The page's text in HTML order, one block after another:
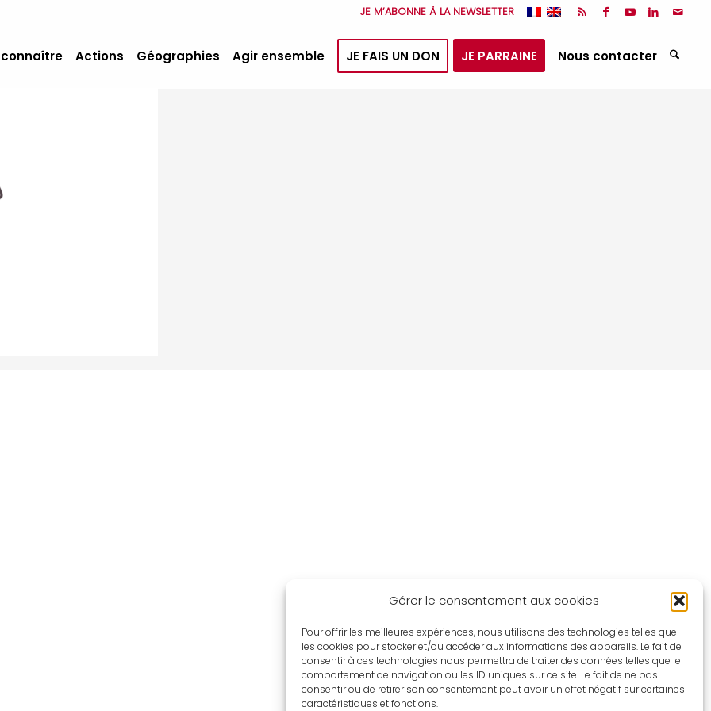
Gérer le consentement aux cookies
Pour offrir les meilleures expériences, nous utilisons des technologies telles que
les cookies pour stocker et/ou accéder aux informations des appareils. Le fait de
consentir à ces technologies nous permettra de traiter des données telles que le
comportement de navigation ou les ID uniques sur ce site. Le fait de ne pas
consentir ou de retirer son consentement peut avoir un effet négatif sur certaines
caractéristiques et fonctions.
JE M’ABONNE À LA NEWSLETTER
connaître Actions Géographies Agir ensemble JE FAIS UN DON JE PARRAINE Nous contacter